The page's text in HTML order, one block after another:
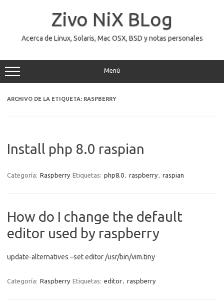
Zivo NiX BLog
Acerca de Linux, Solaris, Mac OSX, BSD y notas personales
Menú
ARCHIVO DE LA ETIQUETA: RASPBERRY
Install php 8.0 raspian
Categoría: Raspberry Etiquetas: php8.0, raspberry, raspian
How do I change the default
editor used by raspberry
update-alternatives –set editor /usr/bin/vim.tiny
Categoría: Raspberry Etiquetas: editor, raspberry